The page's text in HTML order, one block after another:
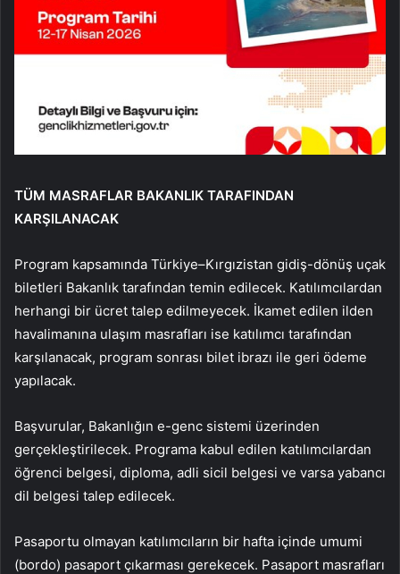
TÜM MASRAFLAR BAKANLIK TARAFINDAN
KARŞILANACAK
Program kapsamında Türkiye–Kırgızistan gidiş-dönüş uçak
biletleri Bakanlık tarafından temin edilecek. Katılımcılardan
herhangi bir ücret talep edilmeyecek. İkamet edilen ilden
havalimanına ulaşım masrafları ise katılımcı tarafından
karşılanacak, program sonrası bilet ibrazı ile geri ödeme
yapılacak.
Başvurular, Bakanlığın e-genc sistemi üzerinden
gerçekleştirilecek. Programa kabul edilen katılımcılardan
öğrenci belgesi, diploma, adli sicil belgesi ve varsa yabancı
dil belgesi talep edilecek.
Pasaportu olmayan katılımcıların bir hafta içinde umumi
(bordo) pasaport çıkarması gerekecek. Pasaport masrafları